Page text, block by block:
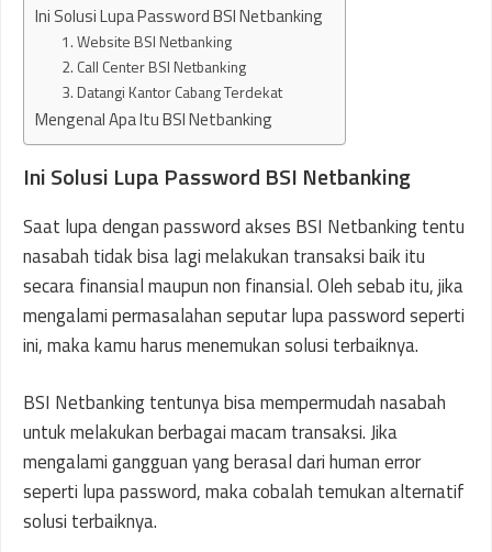
Ini Solusi Lupa Password BSI Netbanking
1. Website BSI Netbanking
2. Call Center BSI Netbanking
3. Datangi Kantor Cabang Terdekat
Mengenal Apa Itu BSI Netbanking
Ini Solusi Lupa Password BSI Netbanking
Saat lupa dengan password akses BSI Netbanking tentu
nasabah tidak bisa lagi melakukan transaksi baik itu
secara finansial maupun non finansial. Oleh sebab itu, jika
mengalami permasalahan seputar lupa password seperti
ini, maka kamu harus menemukan solusi terbaiknya.
BSI Netbanking tentunya bisa mempermudah nasabah
untuk melakukan berbagai macam transaksi. Jika
mengalami gangguan yang berasal dari human error
seperti lupa password, maka cobalah temukan alternatif
solusi terbaiknya.